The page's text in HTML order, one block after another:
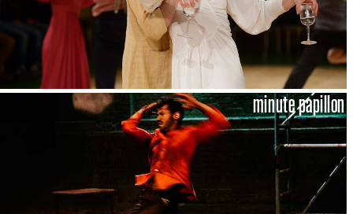
minute papillon